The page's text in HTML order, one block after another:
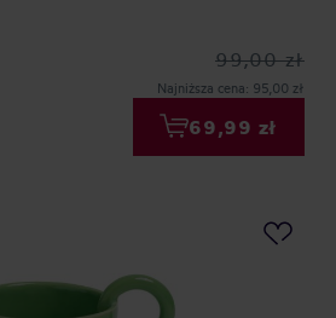
99,00 zł
Najniższa cena: 95,00 zł
69,99 zł